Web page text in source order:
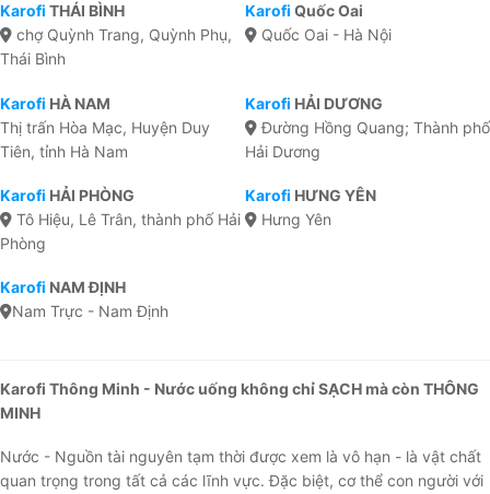
Karofi THÁI BÌNH
chợ Quỳnh Trang, Quỳnh Phụ,
Thái Bình
Karofi Quốc Oai
Quốc Oai - Hà Nội
Karofi HÀ NAM
Thị trấn Hòa Mạc, Huyện Duy
Tiên, tỉnh Hà Nam
Karofi HẢI DƯƠNG
Đường Hồng Quang; Thành phố
Hải Dương
Karofi HẢI PHÒNG
Tô Hiệu, Lê Trân, thành phố Hải
Phòng
Karofi HƯNG YÊN
Hưng Yên
Karofi NAM ĐỊNH
Nam Trực - Nam Định
Karofi Thông Minh - Nước uống không chỉ SẠCH mà còn THÔNG
MINH
Nước - Nguồn tài nguyên tạm thời được xem là vô hạn - là vật chất
quan trọng trong tất cả các lĩnh vực. Đặc biệt, cơ thể con người với